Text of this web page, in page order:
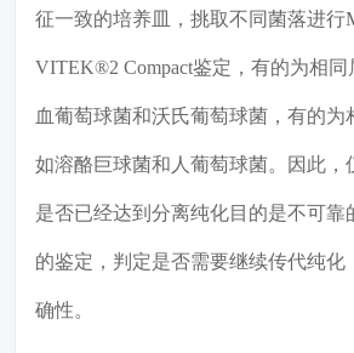
征一致的培养皿，挑取不同菌落进行
VITEK®2 Compact鉴定，有的为相
血葡萄球菌和沃氏葡萄球菌，有的为
如溶酪巨球菌和人葡萄球菌。因此，
是否已经达到分离纯化目的是不可靠
的鉴定，判定是否需要继续传代纯化
确性。